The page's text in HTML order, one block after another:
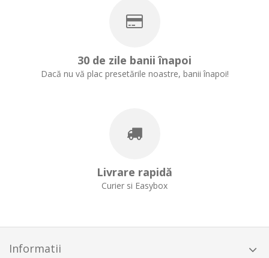
30 de zile banii înapoi
Dacă nu vă plac presetările noastre, banii înapoi!
Livrare rapidă
Curier si Easybox
Informatii